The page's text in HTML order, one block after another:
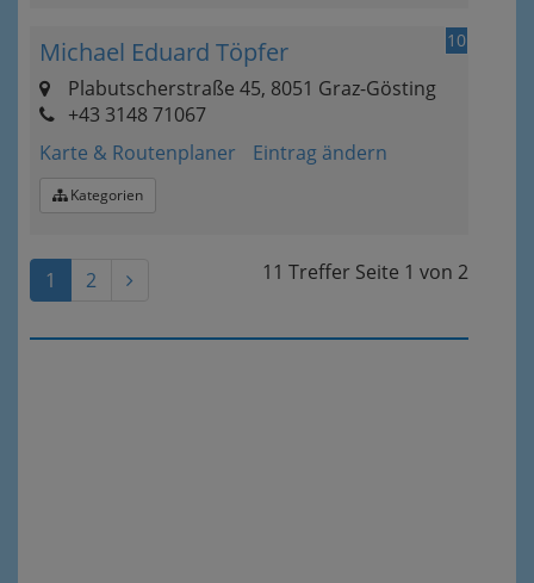
10
Michael Eduard Töpfer
Plabutscherstraße 45, 8051 Graz-Gösting
+43 3148 71067
Karte & Routenplaner
Eintrag ändern
Kategorien
11 Treffer Seite 1 von 2
1 2